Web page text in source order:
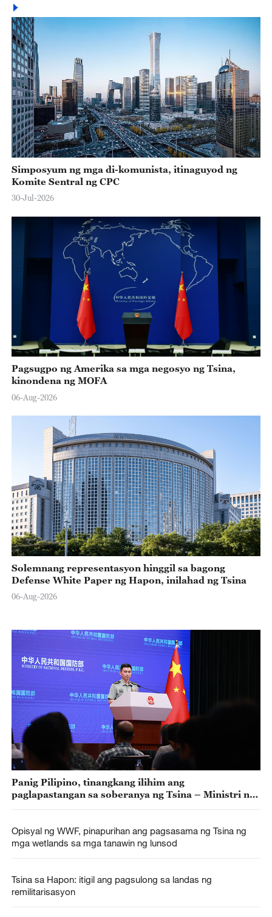
Simposyum ng mga di-komunista, itinaguyod ng
Komite Sentral ng CPC
30-Jul-2026
Pagsugpo ng Amerika sa mga negosyo ng Tsina,
kinondena ng MOFA
06-Aug-2026
Solemnang representasyon hinggil sa bagong
Defense White Paper ng Hapon, inilahad ng Tsina
06-Aug-2026
Panig Pilipino, tinangkang ilihim ang
paglapastangan sa soberanya ng Tsina – Ministri ng
Opisyal ng WWF, pinapurihan ang pagsasama ng Tsina ng
mga wetlands sa mga tanawin ng lunsod
Tsina sa Hapon: itigil ang pagsulong sa landas ng
remilitarisasyon